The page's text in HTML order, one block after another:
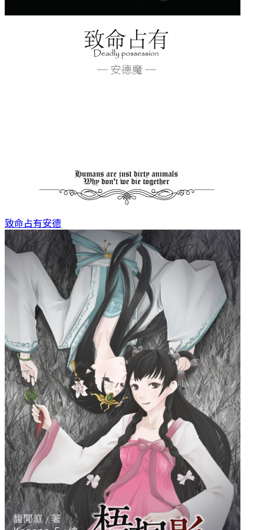
致命占有安德